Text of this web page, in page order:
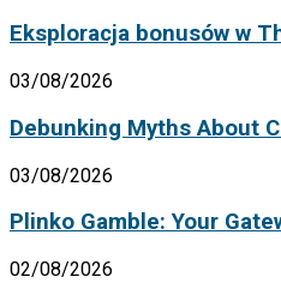
Eksploracja bonusów w
03/08/2026
Debunking Myths About
03/08/2026
Plinko Gamble: Your
02/08/2026